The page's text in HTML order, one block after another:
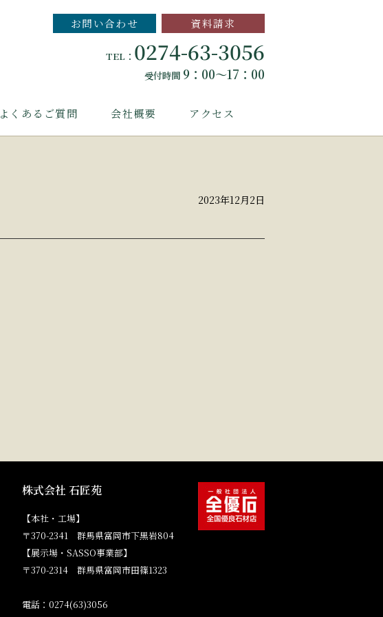
お問い合わせ 資料請求
TEL： 0274-63-3056
受付時間 9：00～17：00
よくあるご質問 会社概要 アクセス
2023年12月2日
株式会社 石匠苑
【本社・工場】
〒370-2341 群馬県富岡市下黒岩804
【展示場・SASSO事業部】
〒370-2314 群馬県富岡市田篠1323
電話：0274(63)3056